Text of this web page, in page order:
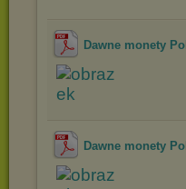
Dawne monety
Dawne monety